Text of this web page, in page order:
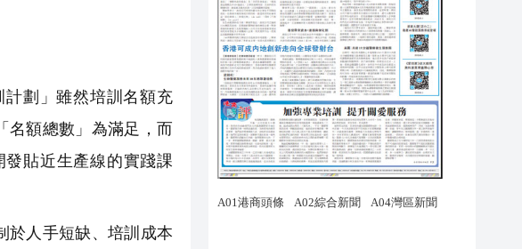
劃」雖然培訓名額充
名額總數」為滿足，而
貼近生產線的實踐課
於人手短缺、培訓成本